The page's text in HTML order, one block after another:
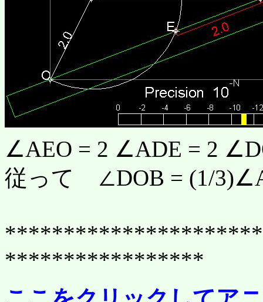
∠AEO = 2 ∠ADE = 2
従って ∠DOB = (1/
*****************